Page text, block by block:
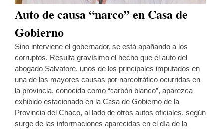
Auto de causa “narco” en Casa de
Gobierno
Sino interviene el gobernador, se está apañando a los
corruptos. Resulta gravísimo el hecho que el auto del
abogado Salvatore, unos de los principales imputados en
una de las mayores causas por narcotráfico ocurridas en
la provincia, conocida como “carbón blanco”, aparezca
exhibido estacionado en la Casa de Gobierno de la
Provincia del Chaco, al lado de otros autos oficiales, según
surge de las informaciones aparecidas en el día de la